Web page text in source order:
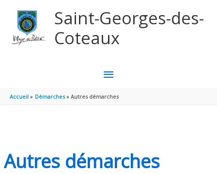
Saint-Georges-des-
Coteaux
MENU
PRINCIPAL
Accueil Démarches Autres démarches
Autres démarches